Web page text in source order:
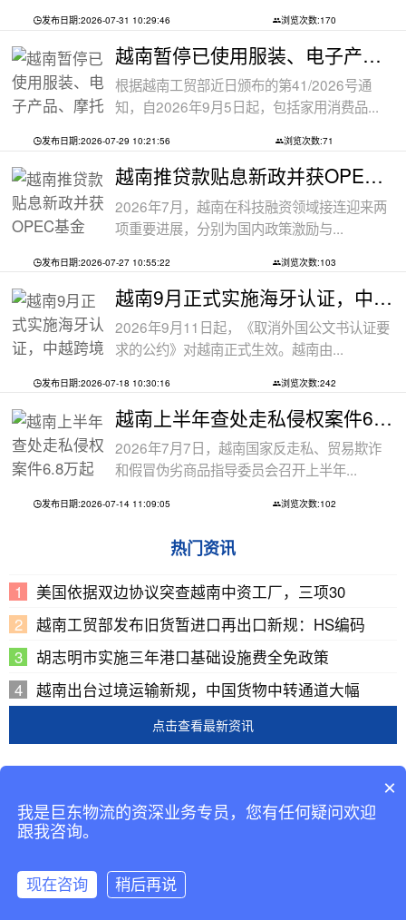
发布日期:2026-07-31 10:29:46 浏览次数:170
越南暂停已使用服装、电子产品、摩托车
根据越南工贸部近日颁布的第41/2026号通
知，自2026年9月5日起，包括家用消费品...
发布日期:2026-07-29 10:21:56 浏览次数:71
越南推贷款贴息新政并获OPEC基金5000万美
2026年7月，越南在科技融资领域接连迎来两
项重要进展，分别为国内政策激励与...
发布日期:2026-07-27 10:55:22 浏览次数:103
越南9月正式实施海牙认证，中越跨境文件
2026年9月11日起，《取消外国公文书认证要
求的公约》对越南正式生效。越南由...
发布日期:2026-07-18 10:30:16 浏览次数:242
越南上半年查处走私侵权案件6.8万起
2026年7月7日，越南国家反走私、贸易欺诈
和假冒伪劣商品指导委员会召开上半年...
发布日期:2026-07-14 11:09:05 浏览次数:102
热门资讯
美国依据双边协议突查越南中资工厂，三项30
越南工贸部发布旧货暂进口再出口新规：HS编码
胡志明市实施三年港口基础设施费全免政策
越南出台过境运输新规，中国货物中转通道大幅
点击查看最新资讯
版权所有
备案号： 粤ICP备13069001号-2
×
我是巨东物流的资深业务专员，您有任何疑问欢迎
跟我咨询。
现在咨询 稍后再说